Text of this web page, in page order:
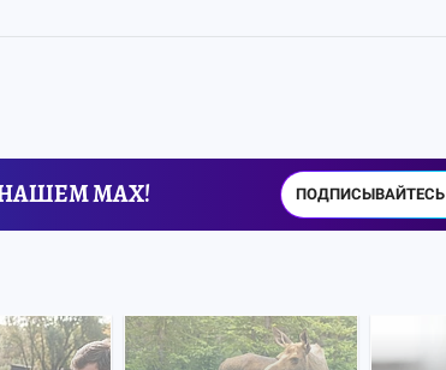
MAX! ПОДПИСЫВАЙТЕСЬ